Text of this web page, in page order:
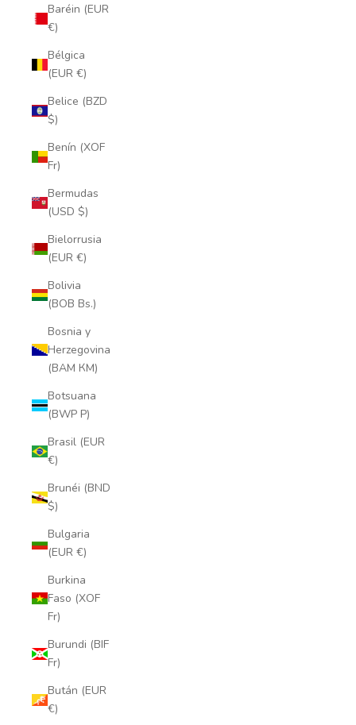
Baréin (EUR
€)
Bélgica
(EUR €)
Belice (BZD
$)
Benín (XOF
Fr)
Bermudas
(USD $)
Bielorrusia
(EUR €)
Bolivia
(BOB Bs.)
Bosnia y
Herzegovina
(BAM КМ)
Botsuana
(BWP P)
Brasil (EUR
€)
Brunéi (BND
$)
Bulgaria
(EUR €)
Burkina
Faso (XOF
Fr)
Burundi (BIF
Fr)
Bután (EUR
€)